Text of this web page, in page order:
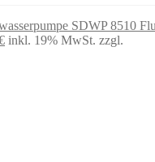
SDWP 8510
Aktueller
inkl. 19% MwSt. zzgl.